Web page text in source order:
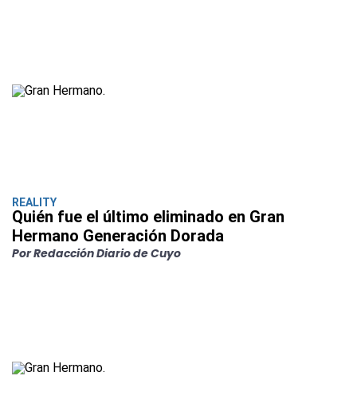
REALITY
Quién fue el último eliminado en Gran
Hermano Generación Dorada
Por Redacción Diario de Cuyo